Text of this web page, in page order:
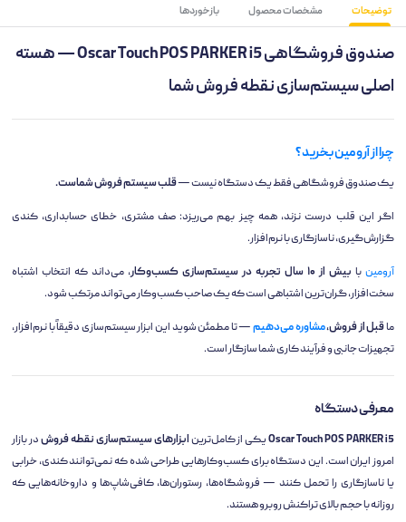
توضیحات مشخصات محصول بازخوردها
صندوق فروشگاهی Oscar Touch POS PARKER i5 — هسته
اصلی سیستم‌سازی نقطه فروش شما
چرا از آرومین بخرید؟
یک صندوق فروشگاهی فقط یک دستگاه نیست —قلب سیستم فروش شماست.
اگر این قلب درست نزند، همه چیز بهم می‌ریزد: صف مشتری، خطای حسابداری، کندی
گزارش‌گیری، ناسازگاری با نرم‌افزار.
آرومین با بیش از ۱۰ سال تجربه در سیستم‌سازی کسب‌وکار
، می‌داند که انتخاب اشتباه
سخت‌افزار، گران‌ترین اشتباهی است که یک صاحب کسب‌وکار می‌تواند مرتکب شود.
ماقبل از فروش،مشاوره می‌دهیم— تا مطمئن شوید این ابزار سیستم‌سازی دقیقاً با نرم‌افزار،
تجهیزات جانبی و فرآیند کاری شما سازگار است.
معرفی دستگاه
Oscar Touch POS PARKER i5یکی از کامل‌ترینابزارهای سیستم‌سازی نقطه فروشدر بازار
امروز ایران است. این دستگاه برای کسب‌وکارهایی طراحی شده که نمی‌توانند کندی، خرابی
یا ناسازگاری را تحمل کنند — فروشگاه‌ها، رستوران‌ها، کافی‌شاپ‌ها و داروخانه‌هایی که
روزانه با حجم بالای تراکنش روبرو هستند.